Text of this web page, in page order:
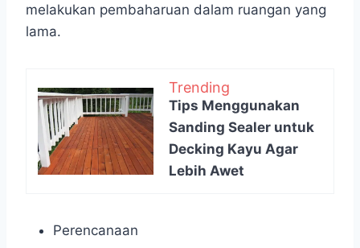
melakukan pembaharuan dalam ruangan yang
lama.
Trending
Tips Menggunakan
Sanding Sealer untuk
Decking Kayu Agar
Lebih Awet
Perencanaan